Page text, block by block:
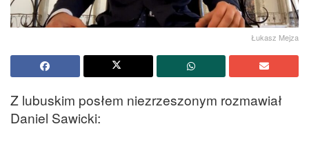
Łukasz Mejza
Z lubuskim posłem niezrzeszonym rozmawiał
Daniel Sawicki: